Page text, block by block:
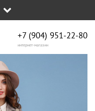
+7 (904) 951‑22‑80
интернет-магазин